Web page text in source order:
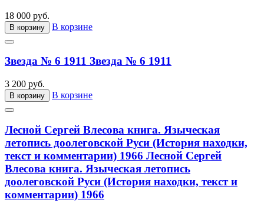
18 000 руб.
В корзину В корзине
Звезда № 6 1911 Звезда № 6 1911
3 200 руб.
В корзину В корзине
Лесной Сергей Влесова книга. Языческая
летопись доолеговской Руси (История находки,
текст и комментарии) 1966 Лесной Сергей
Влесова книга. Языческая летопись
доолеговской Руси (История находки, текст и
комментарии) 1966